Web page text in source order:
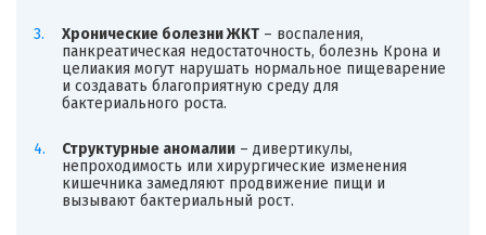
Хронические болезни ЖКТ– воспаления,
панкреатическая недостаточность, болезнь Крона и
целиакия могут нарушать нормальное пищеварение
и создавать благоприятную среду для
бактериального роста.
Структурные аномалии– дивертикулы,
непроходимость или хирургические изменения
кишечника замедляют продвижение пищи и
вызывают бактериальный рост.